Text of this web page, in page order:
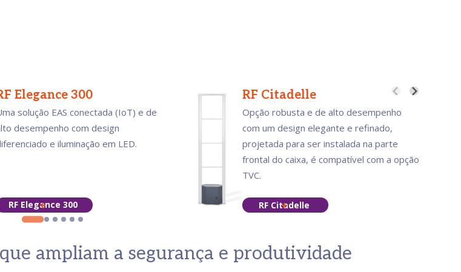
Elegance 300
solução EAS conectada (IoT) e de
desempenho com design
e iluminação em LED.
RF Elegance 300
RF Citadelle
Opção robusta e de alto desempenho
com um design elegante e refinado,
projetada para ser instalada na parte
frontal do caixa, é compatível com a opção
TVC.
RF Citadelle
ampliam a segurança e produtividade